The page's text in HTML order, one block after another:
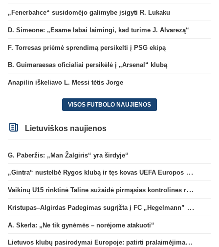
„Fenerbahce“ susidomėjo galimybe įsigyti R. Lukaku
D. Simeone: „Esame labai laimingi, kad turime J. Alvarezą“
F. Torresas priėmė sprendimą persikelti į PSG ekipą
B. Guimaraesas oficialiai persikėlė į „Arsenal“ klubą
Anapilin iškeliavo L. Messi tėtis Jorge
VISOS FUTBOLO NAUJIENOS
Lietuviškos naujienos
G. Paberžis: „Man Žalgiris“ yra širdyje“
„Gintra“ nustelbė Rygos klubą ir tęs kovas UEFA Europos taurės atrankoje
Vaikinų U15 rinktinė Taline sužaidė pirmąsias kontrolines rungtynes
Kristupas–Algirdas Padegimas sugrįžta į FC „Hegelmann” B sudėtį
A. Skerla: „Ne tik gynėmės – norėjome atakuoti“
Lietuvos klubų pasirodymai Europoje: patirti pralaimėjimai Kroatijos atstovams